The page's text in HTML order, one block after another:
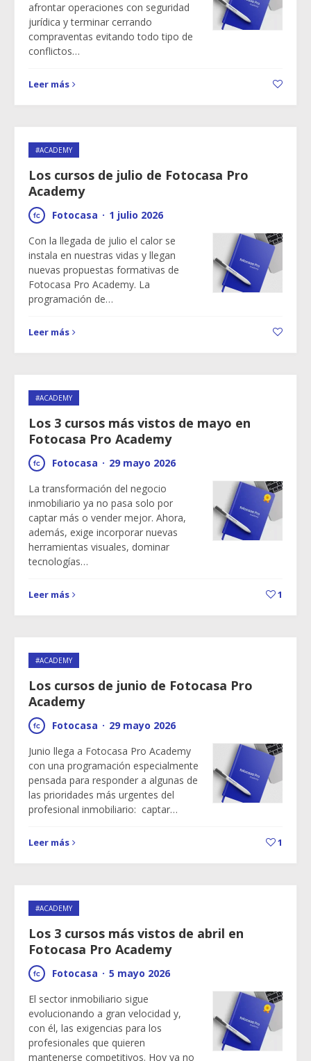
afrontar operaciones con seguridad
jurídica y terminar cerrando
compraventas evitando todo tipo de
conflictos…
Leer más
#ACADEMY
Los cursos de julio de Fotocasa Pro
Academy
Fotocasa · 1 julio 2026
Con la llegada de julio el calor se
instala en nuestras vidas y llegan
nuevas propuestas formativas de
Fotocasa Pro Academy. La
programación de…
Leer más
#ACADEMY
Los 3 cursos más vistos de mayo en
Fotocasa Pro Academy
Fotocasa · 29 mayo 2026
La transformación del negocio
inmobiliario ya no pasa solo por
captar más o vender mejor. Ahora,
además, exige incorporar nuevas
herramientas visuales, dominar
tecnologías…
Leer más 1
#ACADEMY
Los cursos de junio de Fotocasa Pro
Academy
Fotocasa · 29 mayo 2026
Junio llega a Fotocasa Pro Academy
con una programación especialmente
pensada para responder a algunas de
las prioridades más urgentes del
profesional inmobiliario: captar…
Leer más 1
#ACADEMY
Los 3 cursos más vistos de abril en
Fotocasa Pro Academy
Fotocasa · 5 mayo 2026
El sector inmobiliario sigue
evolucionando a gran velocidad y,
con él, las exigencias para los
profesionales que quieren
mantenerse competitivos. Hoy ya no